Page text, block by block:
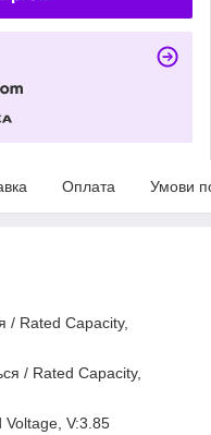
Оплата Умови
/ Rated Capacity,
/ Rated Capacity,
Voltage, V:3.85